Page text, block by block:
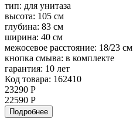
тип: для унитаза
высота: 105 см
глубина: 83 см
ширина: 40 см
межосевое расстояние: 18/23 см
кнопка смыва: в комплекте
гарантия: 10 лет
Код товара: 162410
23290 Р
22590 Р
Подробнее